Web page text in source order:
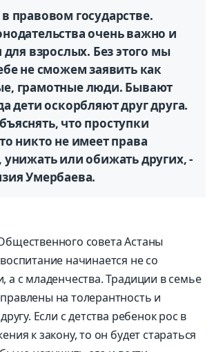
правовом государстве.
очень важно и
для взрослых. Без этого мы
не сможем заявить как
грамотные люди. Бывают
дети оскорбляют друг друга.
что проступки
никто не имеет права
унижать или обижать других, -
Умербаева.
совета Астаны
начинается не со
а с младенчества. Традиции в семье
на толерантность и
Если с детства ребенок рос в
к закону, то он будет стараться